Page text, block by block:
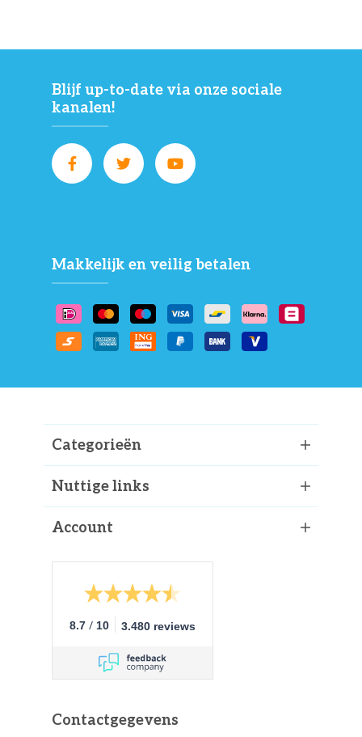
Blijf up-to-date via onze sociale
kanalen!
Makkelijk en veilig betalen
Categorieën
Nuttige links
Account
8.7 / 10 3.480 reviews
Contactgegevens